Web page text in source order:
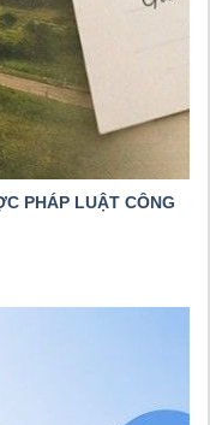
PHÁP LUẬT CÔNG